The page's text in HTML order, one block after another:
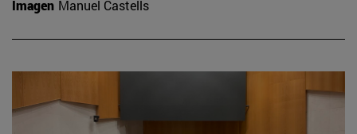
Imagen Manuel Castells